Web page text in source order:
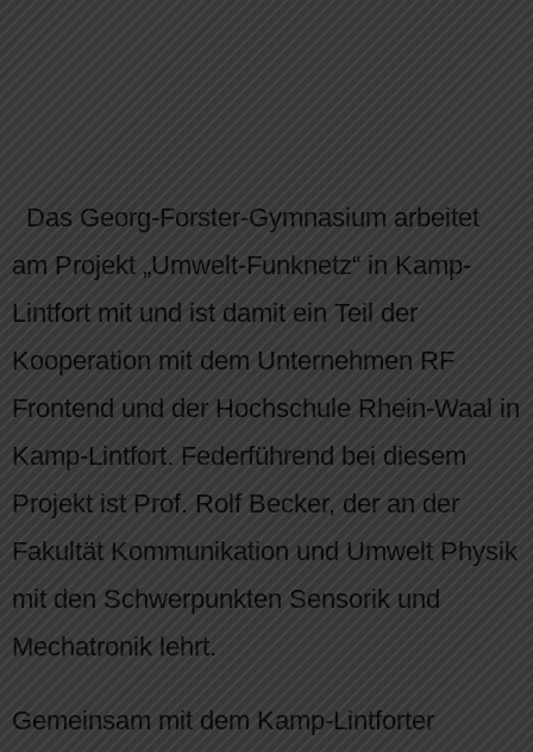
Das Georg-Forster-Gymnasium arbeitet
am Projekt „Umwelt-Funknetz“ in Kamp-
Lintfort mit und ist damit ein Teil der
Kooperation mit dem Unternehmen RF
Frontend und der Hochschule Rhein-Waal in
Kamp-Lintfort. Federführend bei diesem
Projekt ist Prof. Rolf Becker, der an der
Fakultät Kommunikation und Umwelt Physik
mit den Schwerpunkten Sensorik und
Mechatronik lehrt.
Gemeinsam mit dem Kamp-Lintforter